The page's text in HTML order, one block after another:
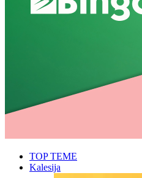
TOP TEME
Kalesija